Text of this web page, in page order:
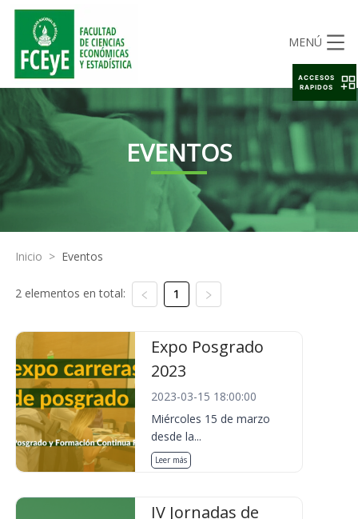
MENÚ
EVENTOS
Inicio > Eventos
2 elementos en total: 1
Expo Posgrado
2023
2023-03-15 18:00:00
Miércoles 15 de marzo
desde la...
Leer más
IV Jornadas de
ACCESOS
RAPIDOS